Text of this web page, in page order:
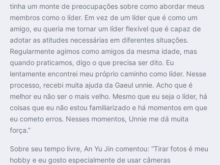
tinha um monte de preocupações sobre como abordar meus
membros como o líder. Em vez de um líder que é como um
amigo, eu queria me tornar um líder flexível que é capaz de
adotar as atitudes necessárias em diferentes situações.
Regularmente agimos como amigos da mesma idade, mas
quando praticamos, digo o que precisa ser dito. Eu
lentamente encontrei meu próprio caminho como líder. Nesse
processo, recebi muita ajuda da Gaeul unnie. Acho que é
melhor eu não ser o mais velho. Mesmo que eu seja o líder, há
coisas que eu não estou familiarizado e há momentos em que
eu cometo erros. Nesses momentos, Unnie me dá muita
força.”
Sobre seu tempo livre, An Yu Jin comentou: “Tirar fotos é meu
hobby e eu gosto especialmente de usar câmeras